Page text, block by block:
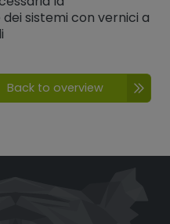
sistemi con vernici a
Back to overview